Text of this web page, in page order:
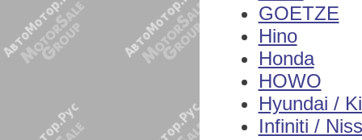
GOETZE
Hino
Honda
HOWO
Hyundai /
Infiniti /